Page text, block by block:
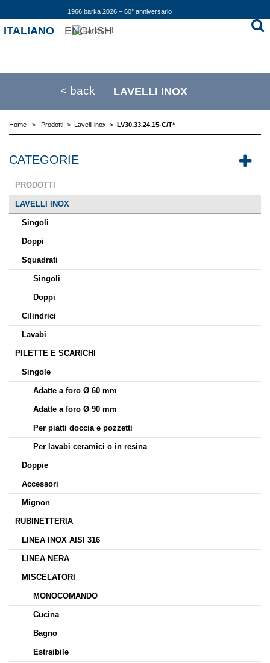
1966 barka 2026 – 60° anniversario
ITALIANO ENGLISH
< back LAVELLI INOX
Home > Prodotti > Lavelli inox > LV30.33.24.15-C/T*
CATEGORIE
PRODOTTI
LAVELLI INOX
Singoli
Doppi
Squadrati
Singoli
Doppi
Cilindrici
Lavabi
PILETTE E SCARICHI
Singole
Adatte a foro Ø 60 mm
Adatte a foro Ø 90 mm
Per piatti doccia e pozzetti
Per lavabi ceramici o in resina
Doppie
Accessori
Mignon
RUBINETTERIA
LINEA INOX AISI 316
LINEA NERA
MISCELATORI
MONOCOMANDO
Cucina
Bagno
Estraibile